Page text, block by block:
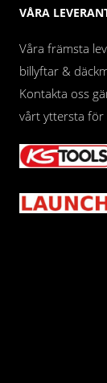
VÅRA
Våra främsta
billyftar &
Kontakta oss
vårt yttersta för